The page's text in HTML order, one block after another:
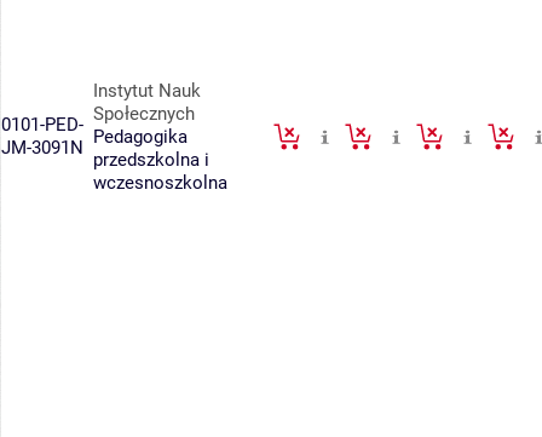
0101-PED-
JM-3091N
Instytut Nauk
Społecznych
Pedagogika
przedszkolna i
wczesnoszkolna